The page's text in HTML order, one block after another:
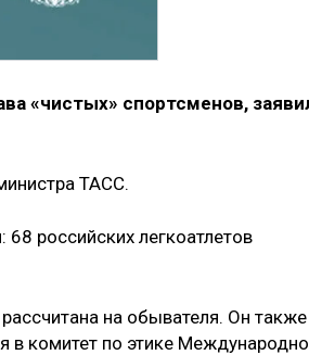
«чистых» спортсменов,
ТАСС.
российских легкоатлетов
на обывателя. Он также
в комитет по этике